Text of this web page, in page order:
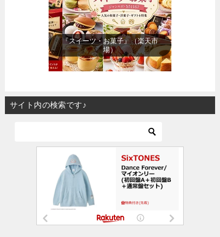
『スイーツ・お菓子』（楽天市
場）
サイト内の検索です♪